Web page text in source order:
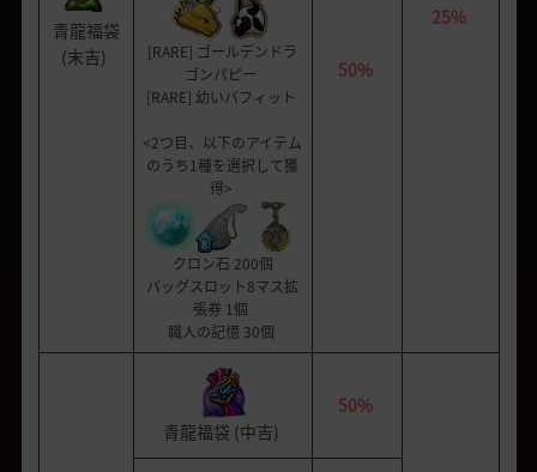
青龍福袋
(末吉)
25%
[RARE] ゴールデンドラ
ゴンパピー
[RARE] 幼いバフィット
<2つ目、以下のアイテム
のうち1種を選択して獲
得>
クロン石 200個
バッグスロット8マス拡
張券 1個
職人の記憶 30個
50%
青龍福袋 (中吉)
50%